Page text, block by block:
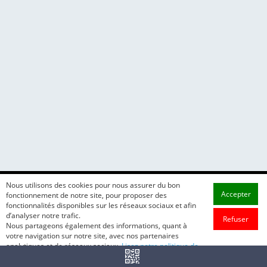
Nous utilisons des cookies pour nous assurer du bon
fonctionnement de notre site, pour proposer des
fonctionnalités disponibles sur les réseaux sociaux et afin
d’analyser notre trafic.
Nous partageons également des informations, quant à
votre navigation sur notre site, avec nos partenaires
analytiques et de réseaux sociaux.Lisez notre politique de
Accepter
Refuser